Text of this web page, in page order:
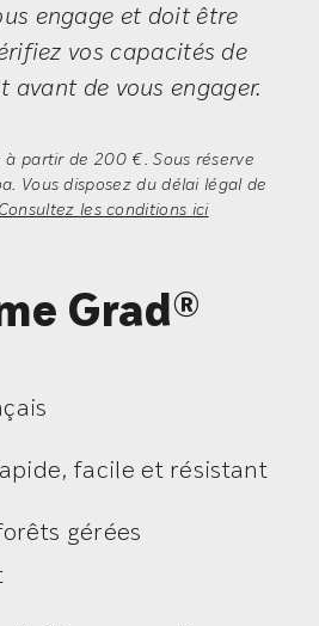
engage et doit être
vos capacités de
avant de vous engager.
à partir de 200 €. Sous réserve
Vous disposez du délai légal de
Consultez les conditions ici
Grad®
facile et résistant
gérées